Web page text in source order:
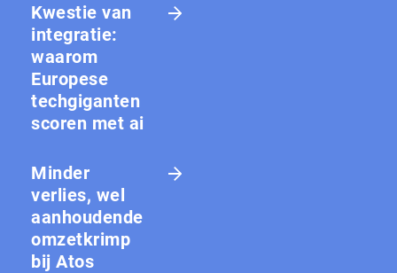
Kwestie van
integratie:
waarom
Europese
techgiganten
scoren met ai
Minder
verlies, wel
aanhoudende
omzetkrimp
bij Atos